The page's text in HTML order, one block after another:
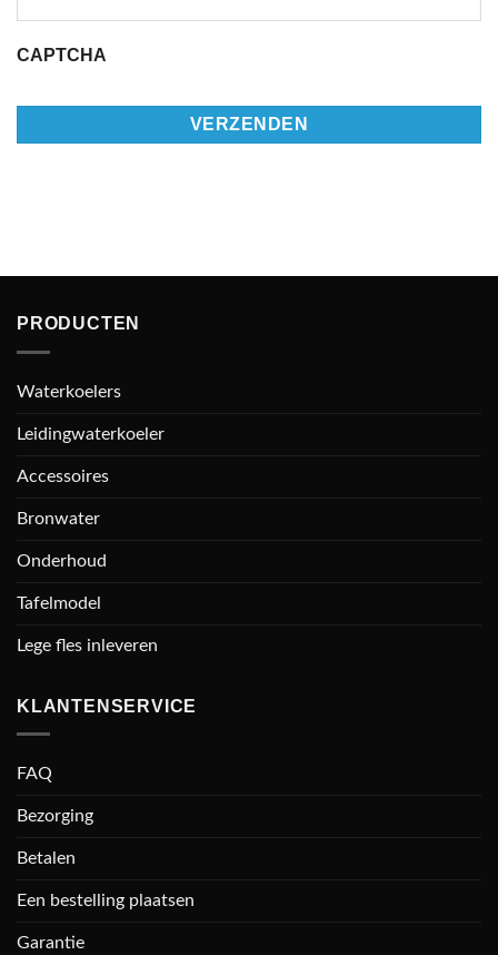
CAPTCHA
PRODUCTEN
Waterkoelers
Leidingwaterkoeler
Accessoires
Bronwater
Onderhoud
Tafelmodel
Lege fles inleveren
KLANTENSERVICE
FAQ
Bezorging
Betalen
Een bestelling plaatsen
Garantie